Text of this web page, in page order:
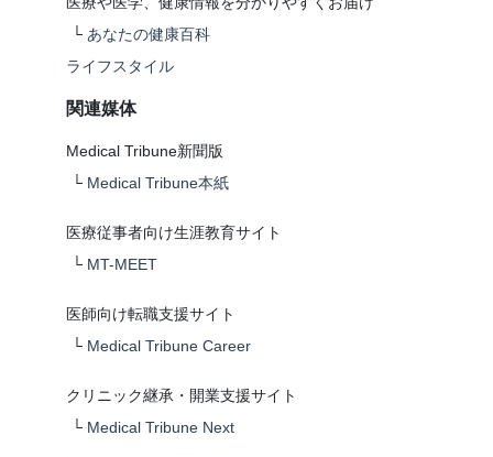
└ あなたの健康百科
ライフスタイル
関連媒体
Medical Tribune新聞版
└ Medical Tribune本紙
医療従事者向け生涯教育サイト
└ MT-MEET
医師向け転職支援サイト
└ Medical Tribune Career
クリニック継承・開業支援サイト
└ Medical Tribune Next